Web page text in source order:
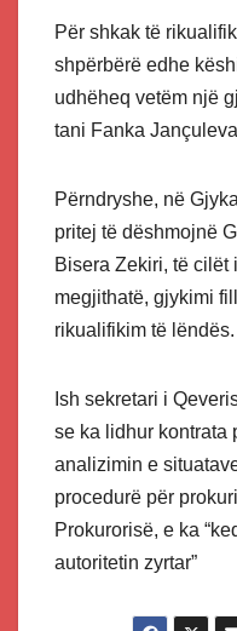
Për shkak të
shpërbërë edhe
udhëheq vetëm një
tani Fanka
Përndryshe, në
pritej të dëshmojnë
Bisera Zekiri, të cilët
megjithatë, gjykimi
rikualifikim të lëndës.
Ish sekretari i
se ka lidhur kontrata
analizimin e
procedurë për
Prokurorisë, e ka
autoritetin zyrtar”